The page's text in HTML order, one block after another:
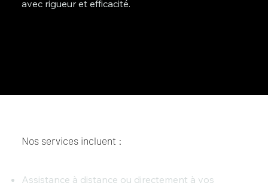
avec rigueur et efficacité.
Nos services incluent :
Assistance à distance ou directement à vos